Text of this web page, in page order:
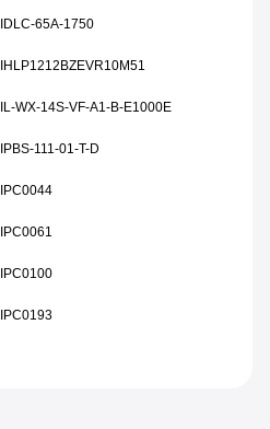
IDLC-65A-1750
IHLP1212BZEVR10M51
IL-WX-14S-VF-A1-B-E1000E
IPBS-111-01-T-D
IPC0044
IPC0061
IPC0100
IPC0193